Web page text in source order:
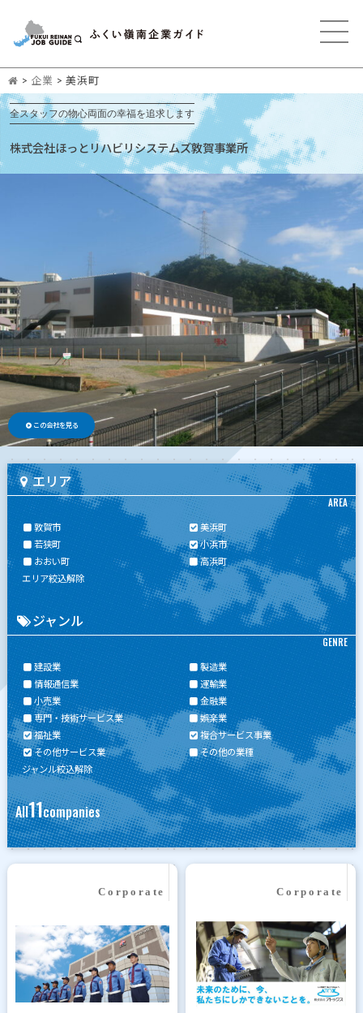
> 企業 > 美浜町
全スタッフの物心両面の幸福を追求します
株式会社ほっとリハビリシステムズ敦賀事業所
この会社を見る
エリア
AREA
敦賀市
美浜町
若狭町
小浜市
おおい町
高浜町
エリア絞込解除
ジャンル
GENRE
建設業
製造業
情報通信業
運輸業
小売業
金融業
専門・技術サービス業
娯楽業
福祉業
複合サービス事業
その他サービス業
その他の業種
ジャンル絞込解除
All11companies